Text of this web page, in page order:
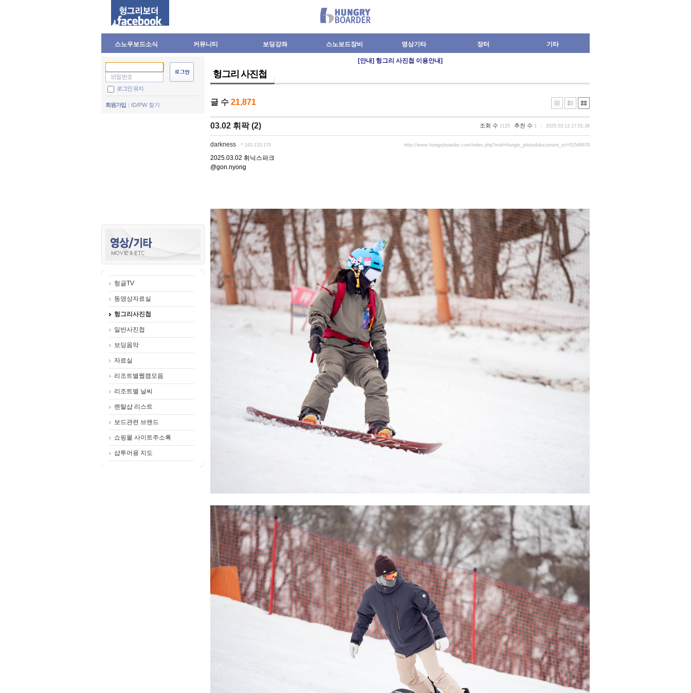
스노우보드소식 커뮤니티 보딩강좌 스노보드장비 영상기타 장터 기타
로그인 유지
회원가입 ID/PW 찾기
헝글TV
동영상자료실
헝그리사진첩
일반사진첩
보딩음악
자료실
리조트별웹캠모음
리조트별 날씨
렌탈샵 리스트
보드관련 브랜드
쇼핑몰 사이트주소록
샵투어용 지도
[안내] 헝그리 사진첩 이용안내]
헝그리 사진첩
글 수 21,871
03.02 휘팍 (2) 조회 수 1125 추천 수 1 2025.03.13 17:51:36
darkness *.193.133.170 http://www.hungryboarder.com/index.php?mid=Hungle_photo&document_srl=51549678
2025.03.02 휘닉스파크
@gon.nyong